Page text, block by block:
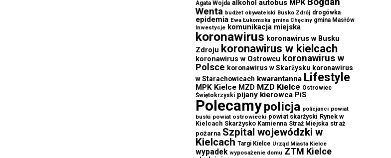
Agata Wojda alkohol autobus MPK
Wenta budżet obywatelski Busko Zdrój drogówka
epidemia Ewa Łukomska gmina Chęciny gmina Masłów
Inwestycje komunikacja miejska
koronawirus koronawirus w Busku
Zdroju koronawirus w kielcach
koronawirus w Ostrowcu koronawirus w
Polsce koronawirus w Skarżysku koronawirus
w Starachowicach kwarantanna Lifestyle
MPK Kielce MZD MZD Kielce Ostrowiec
Świętokrzyski pijany kierowca PiS
Polecamypolicja policjanci powiat
buski powiat ostrowiecki powiat skarżyski Rynek w
Kielcach Skarżysko Kamienna Straż Miejska straż
pożarna Szpital wojewódzki w
Kielcach Targi Kielce Urząd Miasta Kielce
wypadek wyposażenie domu ZTM Kielce